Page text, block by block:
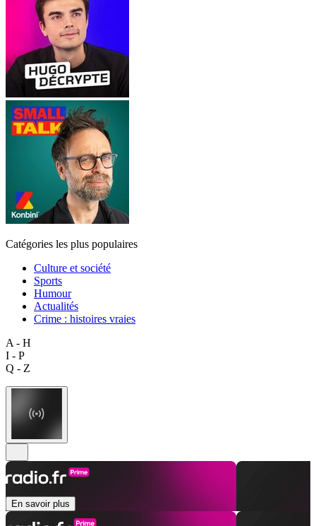
Catégories les plus populaires
Culture et société
Sports
Humour
Actualités
Crime : histoires vraies
A - H
I - P
Q - Z
En savoir plus